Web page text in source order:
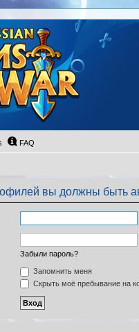
FAQ
вы должны быть
Забыли пароль?
Запомнить меня
Скрыть моё пребывание на